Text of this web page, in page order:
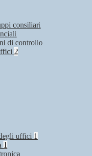
consiliari
di controllo
2
uffici 1
1